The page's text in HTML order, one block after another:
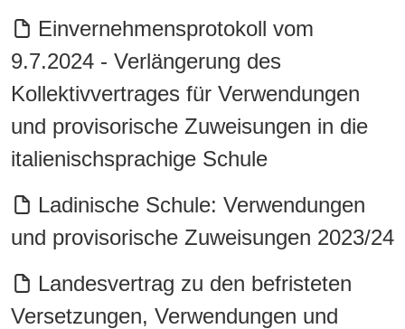
Einvernehmensprotokoll vom
9.7.2024 - Verlängerung des
Kollektivvertrages für Verwendungen
und provisorische Zuweisungen in die
italienischsprachige Schule
Ladinische Schule: Verwendungen
und provisorische Zuweisungen 2023/24
Landesvertrag zu den befristeten
Versetzungen, Verwendungen und